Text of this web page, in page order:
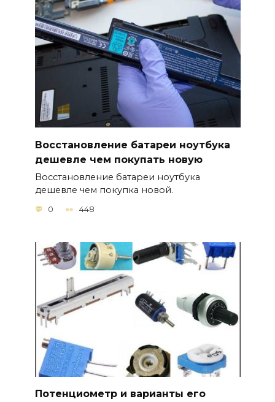
Восстановление батареи ноутбука
дешевле чем покупать новую
Восстановление батареи ноутбука
дешевле чем покупка новой.
0 448
Потенциометр и варианты его